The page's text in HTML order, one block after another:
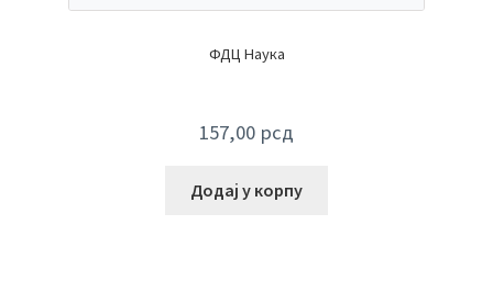
ФДЦ Наука
157,00 рсд
Додај у корпу